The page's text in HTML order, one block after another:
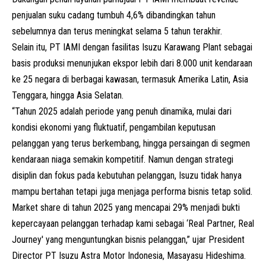
penjualan suku cadang tumbuh 4,6% dibandingkan tahun
sebelumnya dan terus meningkat selama 5 tahun terakhir.
Selain itu, PT IAMI dengan fasilitas Isuzu Karawang Plant sebagai
basis produksi menunjukan ekspor lebih dari 8.000 unit kendaraan
ke 25 negara di berbagai kawasan, termasuk Amerika Latin, Asia
Tenggara, hingga Asia Selatan.
“Tahun 2025 adalah periode yang penuh dinamika, mulai dari
kondisi ekonomi yang fluktuatif, pengambilan keputusan
pelanggan yang terus berkembang, hingga persaingan di segmen
kendaraan niaga semakin kompetitif. Namun dengan strategi
disiplin dan fokus pada kebutuhan pelanggan, Isuzu tidak hanya
mampu bertahan tetapi juga menjaga performa bisnis tetap solid.
Market share di tahun 2025 yang mencapai 29% menjadi bukti
kepercayaan pelanggan terhadap kami sebagai ‘Real Partner, Real
Journey' yang menguntungkan bisnis pelanggan,” ujar President
Director PT Isuzu Astra Motor Indonesia, Masayasu Hideshima.